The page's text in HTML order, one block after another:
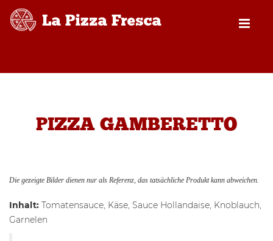
PIZZA GAMBERETTO
Die gezeigte Bilder dienen nur als Referenz, das tatsächliche Produkt kann abweichen.
Inhalt: Tomatensauce, Käse, Sauce Hollandaise, Knoblauch,
Garnelen